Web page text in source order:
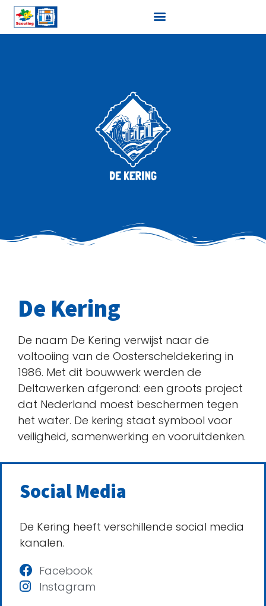
De Kering
De naam De Kering verwijst naar de
voltooiing van de Oosterscheldekering in
1986. Met dit bouwwerk werden de
Deltawerken afgerond: een groots project
dat Nederland moest beschermen tegen
het water. De kering staat symbool voor
veiligheid, samenwerking en vooruitdenken.
Social Media
De Kering heeft verschillende social media
kanalen.
Facebook
Instagram